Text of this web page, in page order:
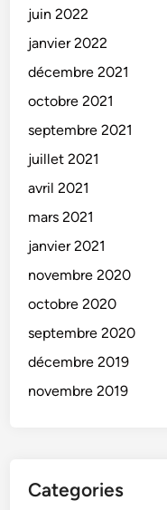
juin 2022
janvier 2022
décembre 2021
octobre 2021
septembre 2021
juillet 2021
avril 2021
mars 2021
janvier 2021
novembre 2020
octobre 2020
septembre 2020
décembre 2019
novembre 2019
Categories